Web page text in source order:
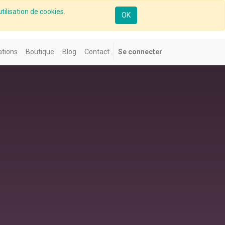
de cookies. OK
Boutique Blog Contact Se connecter